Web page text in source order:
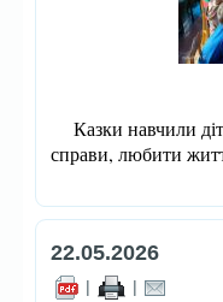
Казки навчили
справи, любити
22.05.2026
| |